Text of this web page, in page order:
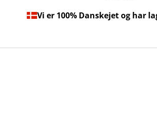
Vi er 100% Danskejet og har